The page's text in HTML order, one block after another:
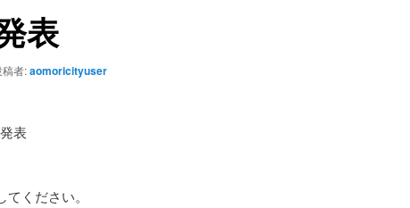
表
稿者:aomoricityuser
表
ください。